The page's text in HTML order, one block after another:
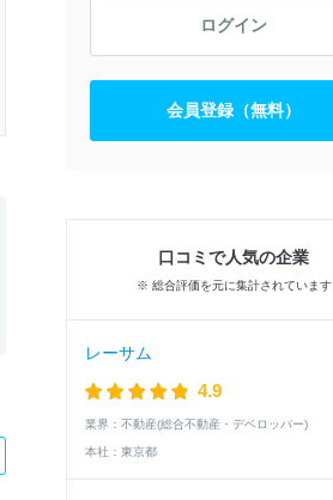
ログイン
会員登録（無料）
口コミで人気の企業
※ 総合評価を元に集計されています
レーサム
4.9
業界： 不動産(総合不動産・デベロッパー)
本社： 東京都